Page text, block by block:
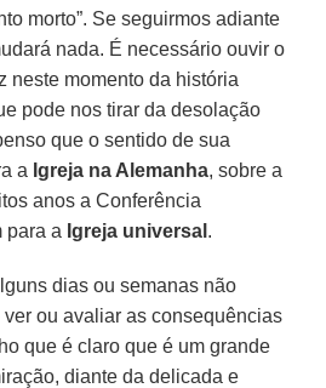
morto”. Se seguirmos adiante
nada. É necessário ouvir o
neste momento da história
pode nos tirar da desolação
que o sentido de sua
a Igreja na Alemanha, sobre a
anos a Conferência
para a Igreja universal .
dias ou semanas não
ou avaliar as consequências
que é claro que é um grande
diante da delicada e